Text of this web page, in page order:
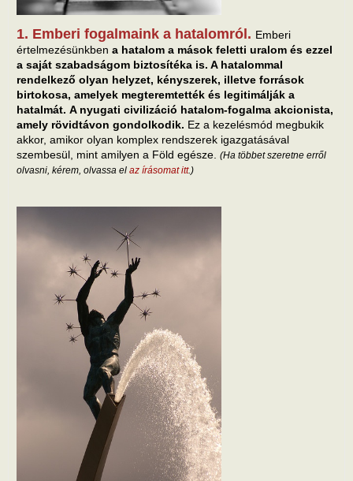
1. Emberi fogalmaink a hatalomról. Emberi
értelmezésünkben a hatalom a mások feletti uralom és ezzel
a saját szabadságom biztosítéka is. A hatalommal
rendelkező olyan helyzet, kényszerek, illetve források
birtokosa, amelyek megteremtették és legitimálják a
hatalmát. A nyugati civilizáció hatalom-fogalma akcionista,
amely rövidtávon gondolkodik. Ez a kezelésmód megbukik
akkor, amikor olyan komplex rendszerek igazgatásával
szembesül, mint amilyen a Föld egésze. (Ha többet szeretne erről
olvasni, kérem, olvassa el az írásomat itt.)